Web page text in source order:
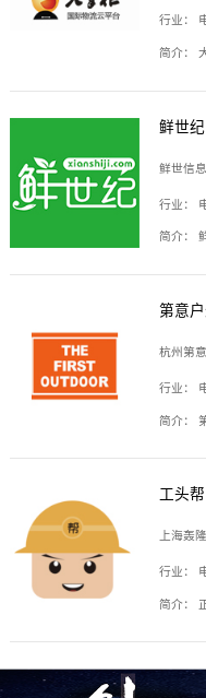
行业：
简介： 大掌
鲜世纪
鲜世信
行业：
简介： 鲜世纪
第意
杭州第
行业：
简介： 第
工头帮
上海轰
行业：
简介：